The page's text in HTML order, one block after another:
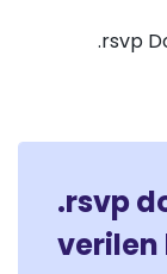
.rsvp
.rsvp
verilen